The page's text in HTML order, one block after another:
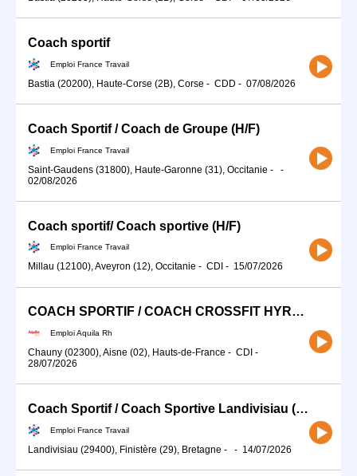
Coach sportif
Emploi France Travail
Bastia (20200), Haute-Corse (2B), Corse - CDD - 07/08/2026
Coach Sportif / Coach de Groupe (H/F)
Emploi France Travail
Saint-Gaudens (31800), Haute-Garonne (31), Occitanie -
-
02/08/2026
Coach sportif/ Coach sportive (H/F)
Emploi France Travail
Millau (12100), Aveyron (12), Occitanie - CDI - 15/07/2026
COACH SPORTIF / COACH CROSSFIT HYROX (H/F)
Emploi Aquila Rh
Chauny (02300), Aisne (02), Hauts-de-France - CDI -
28/07/2026
Coach Sportif / Coach Sportive Landivisiau (H/F)
Emploi France Travail
Landivisiau (29400), Finistère (29), Bretagne - - 14/07/2026